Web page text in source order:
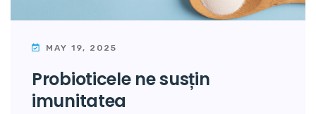
MAY 19, 2025
probioticele ne susțin
imunitatea